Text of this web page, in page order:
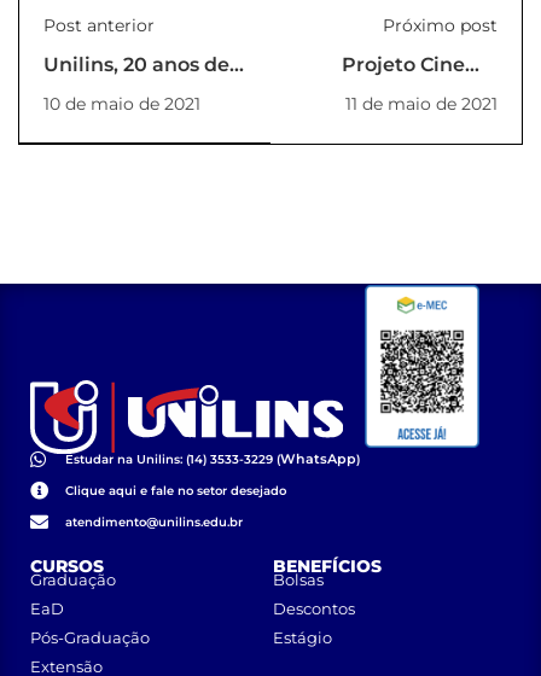
Post anterior
Unilins, 20 anos de
presença na
formação de
cidadãos
10 de maio de 2021
Próximo post
Projeto Cinema
Rola Cine para
comunidade
11 de maio de 2021
Estudar na Unilins: (14) 3533-3229 (WhatsApp)
Clique aqui e fale no setor desejado
atendimento@unilins.edu.br
CURSOS
Graduação
EaD
Pós-Graduação
Extensão
BENEFÍCIOS
Bolsas
Descontos
Estágio